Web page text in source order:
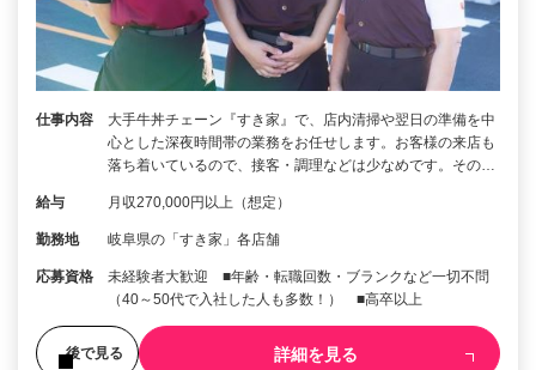
仕事内容
大手牛丼チェーン『すき家』で、店内清掃や翌日の準備を中
心とした深夜時間帯の業務をお任せします。お客様の来店も
落ち着いているので、接客・調理などは少なめです。その…
給与 月収270,000円以上（想定）
勤務地 岐阜県の「すき家」各店舗
応募資格
未経験者大歓迎 ■年齢・転職回数・ブランクなど一切不問
（40～50代で入社した人も多数！） ■高卒以上
後で見る 詳細を見る